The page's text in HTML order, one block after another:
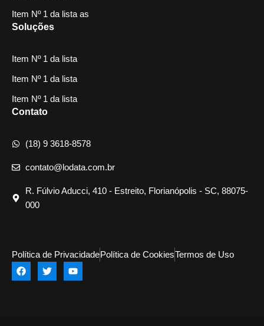
Item Nº 1 da lista as
Soluções
Item Nº 1 da lista
Item Nº 1 da lista
Item Nº 1 da lista
Contato
(18) 9 3618-8578
contato@lodata.com.br
R. Fúlvio Aducci, 410 - Estreito, Florianópolis - SC, 88075-
000
Política de PrivacidadePolítica de CookiesTermos de Uso